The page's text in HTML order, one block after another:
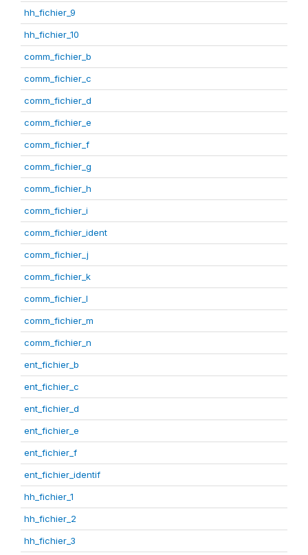
hh_fichier_9
hh_fichier_10
comm_fichier_b
comm_fichier_c
comm_fichier_d
comm_fichier_e
comm_fichier_f
comm_fichier_g
comm_fichier_h
comm_fichier_i
comm_fichier_ident
comm_fichier_j
comm_fichier_k
comm_fichier_l
comm_fichier_m
comm_fichier_n
ent_fichier_b
ent_fichier_c
ent_fichier_d
ent_fichier_e
ent_fichier_f
ent_fichier_identif
hh_fichier_1
hh_fichier_2
hh_fichier_3